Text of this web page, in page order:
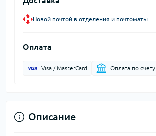
Новой почтой в отделения и почтоматы
Оплата
Visa / MasterCard Оплата по счету
Описание